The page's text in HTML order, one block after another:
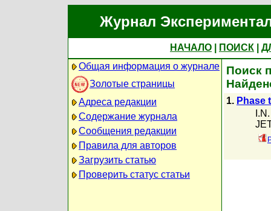
Журнал
НАЧАЛО ПОИСК
Общая информация о журнале
Золотые страницы
Адреса редакции
Содержание журнала
Сообщения редакции
Правила для авторов
Загрузить статью
Проверить статус статьи
Поиск
1. Phase